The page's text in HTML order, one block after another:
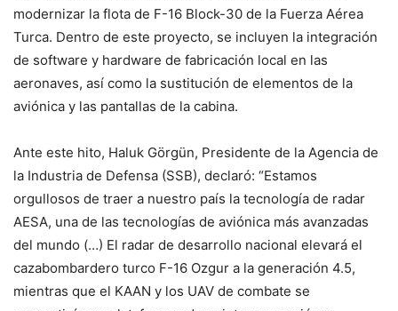
— ASELSAN (@aselsan)March 26, 2024
modernizar la flota de F-16 Block-30 de la Fuerza Aérea
Turca. Dentro de este proyecto, se incluyen la integración
de software y hardware de fabricación local en las
aeronaves, así como la sustitución de elementos de la
aviónica y las pantallas de la cabina.
Ante este hito, Haluk Görgün, Presidente de la Agencia de
la Industria de Defensa (SSB), declaró: “Estamos
orgullosos de traer a nuestro país la tecnología de radar
AESA, una de las tecnologías de aviónica más avanzadas
del mundo (…) El radar de desarrollo nacional elevará el
cazabombardero turco F-16 Ozgur a la generación 4.5,
mientras que el KAAN y los UAV de combate se